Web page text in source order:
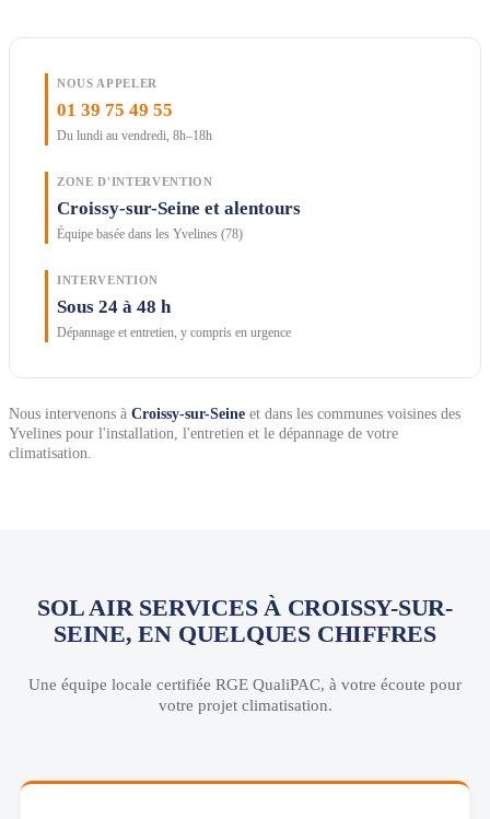
NOUS APPELER
01 39 75 49 55
Du lundi au vendredi, 8h–18h
ZONE D'INTERVENTION
Croissy-sur-Seine et alentours
Équipe basée dans les Yvelines (78)
INTERVENTION
Sous 24 à 48 h
Dépannage et entretien, y compris en urgence
Nous intervenons à Croissy-sur-Seine et dans les communes voisines des
Yvelines pour l'installation, l'entretien et le dépannage de votre
climatisation.
SOL AIR SERVICES À CROISSY-SUR-
SEINE, EN QUELQUES CHIFFRES
Une équipe locale certifiée RGE QualiPAC, à votre écoute pour
votre projet climatisation.